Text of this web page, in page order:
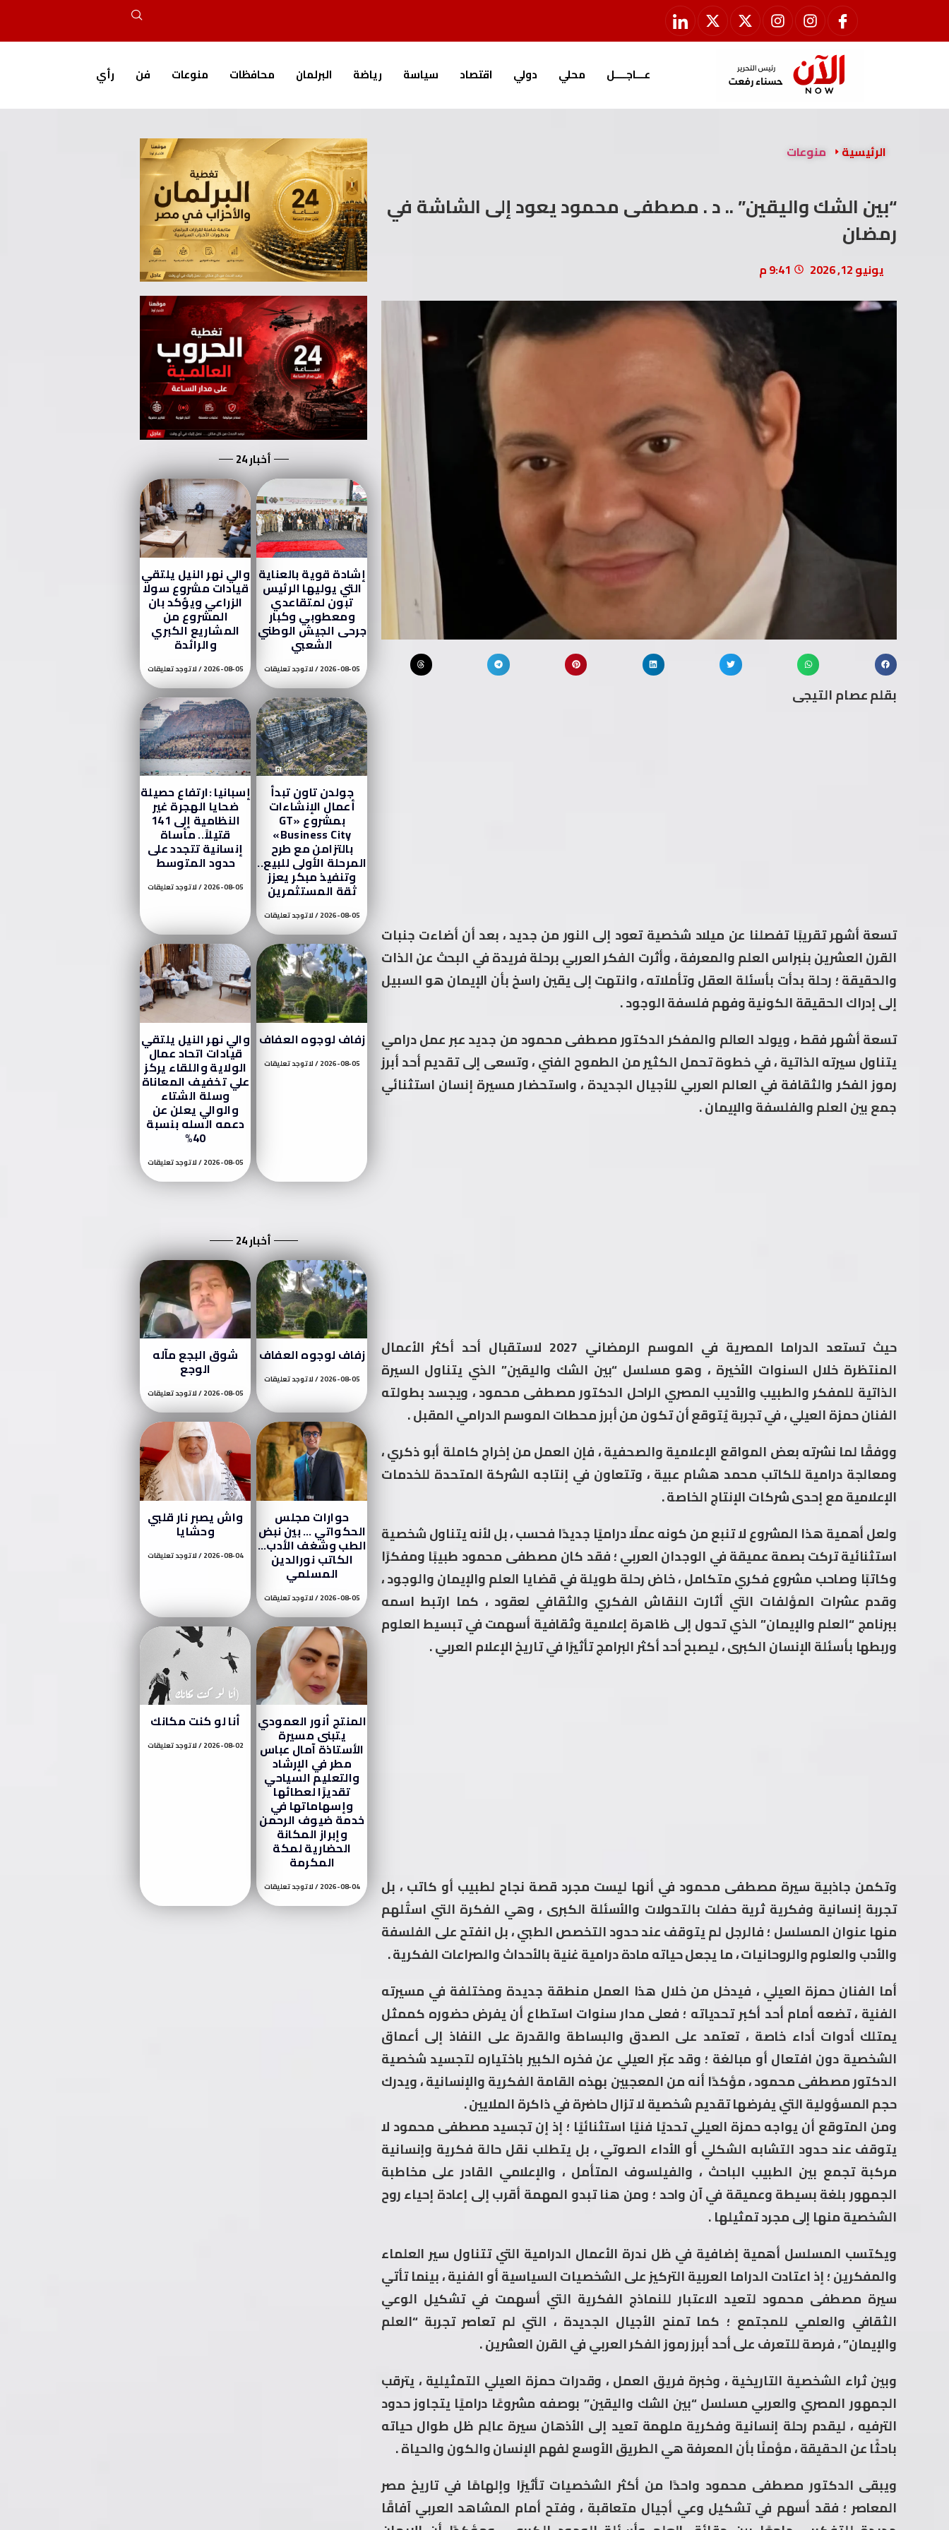
عـــاجــــل محلي دولي اقتصاد سياسة رياضة البرلمان محافظات منوعات فن رأي
الرئيسية منوعات
“بين الشك واليقين” .. د . مصطفى محمود يعود إلى الشاشة في
رمضان
يونيو 12, 2026 9:41 م
بقلم عصام التيجى
تسعة أشهر تقريبًا تفصلنا عن ميلاد شخصية تعود إلى النور من جديد ، بعد أن أضاءت جنبات
القرن العشرين بنبراس العلم والمعرفة ، وأثرت الفكر العربي برحلة فريدة في البحث عن الذات
والحقيقة ؛ رحلة بدأت بأسئلة العقل وتأملاته ، وانتهت إلى يقين راسخ بأن الإيمان هو السبيل
إلى إدراك الحقيقة الكونية وفهم فلسفة الوجود .
تسعة أشهر فقط ، ويولد العالم والمفكر الدكتور مصطفى محمود من جديد عبر عمل درامي
يتناول سيرته الذاتية ، في خطوة تحمل الكثير من الطموح الفني ، وتسعى إلى تقديم أحد أبرز
رموز الفكر والثقافة في العالم العربي للأجيال الجديدة ، واستحضار مسيرة إنسان استثنائي
جمع بين العلم والفلسفة والإيمان .
حيث تستعد الدراما المصرية في الموسم الرمضاني 2027 لاستقبال أحد أكثر الأعمال
المنتظرة خلال السنوات الأخيرة ، وهو مسلسل “بين الشك واليقين” الذي يتناول السيرة
الذاتية للمفكر والطبيب والأديب المصري الراحل الدكتور مصطفى محمود ، ويجسد بطولته
الفنان حمزة العيلي ، في تجربة يُتوقع أن تكون من أبرز محطات الموسم الدرامي المقبل .
ووفقًا لما نشرته بعض المواقع الإعلامية والصحفية ، فإن العمل من إخراج كاملة أبو ذكري ،
ومعالجة درامية للكاتب محمد هشام عبية ، وتتعاون في إنتاجه الشركة المتحدة للخدمات
الإعلامية مع إحدى شركات الإنتاج الخاصة .
ولعل أهمية هذا المشروع لا تنبع من كونه عملًا دراميًا جديدًا فحسب ، بل لأنه يتناول شخصية
استثنائية تركت بصمة عميقة في الوجدان العربي ؛ فقد كان مصطفى محمود طبيبًا ومفكرًا
وكاتبًا وصاحب مشروع فكري متكامل ، خاض رحلة طويلة في قضايا العلم والإيمان والوجود ،
وقدم عشرات المؤلفات التي أثارت النقاش الفكري والثقافي لعقود ، كما ارتبط اسمه
ببرنامج “العلم والإيمان” الذي تحول إلى ظاهرة إعلامية وثقافية أسهمت في تبسيط العلوم
وربطها بأسئلة الإنسان الكبرى ، ليصبح أحد أكثر البرامج تأثيرًا في تاريخ الإعلام العربي .
وتكمن جاذبية سيرة مصطفى محمود في أنها ليست مجرد قصة نجاح لطبيب أو كاتب ، بل
تجربة إنسانية وفكرية ثرية حفلت بالتحولات والأسئلة الكبرى ، وهي الفكرة التي استُلهم
منها عنوان المسلسل ؛ فالرجل لم يتوقف عند حدود التخصص الطبي ، بل انفتح على الفلسفة
والأدب والعلوم والروحانيات ، ما يجعل حياته مادة درامية غنية بالأحداث والصراعات الفكرية .
أما الفنان حمزة العيلي ، فيدخل من خلال هذا العمل منطقة جديدة ومختلفة في مسيرته
الفنية ، تضعه أمام أحد أكبر تحدياته ؛ فعلى مدار سنوات استطاع أن يفرض حضوره كممثل
يمتلك أدوات أداء خاصة ، تعتمد على الصدق والبساطة والقدرة على النفاذ إلى أعماق
الشخصية دون افتعال أو مبالغة ؛ وقد عبّر العيلي عن فخره الكبير باختياره لتجسيد شخصية
الدكتور مصطفى محمود ، مؤكدًا أنه من المعجبين بهذه القامة الفكرية والإنسانية ، ويدرك
حجم المسؤولية التي يفرضها تقديم شخصية لا تزال حاضرة في ذاكرة الملايين .
ومن المتوقع أن يواجه حمزة العيلي تحديًا فنيًا استثنائيًا ؛ إذ إن تجسيد مصطفى محمود لا
يتوقف عند حدود التشابه الشكلي أو الأداء الصوتي ، بل يتطلب نقل حالة فكرية وإنسانية
مركبة تجمع بين الطبيب الباحث ، والفيلسوف المتأمل ، والإعلامي القادر على مخاطبة
الجمهور بلغة بسيطة وعميقة في آن واحد ؛ ومن هنا تبدو المهمة أقرب إلى إعادة إحياء روح
الشخصية منها إلى مجرد تمثيلها .
ويكتسب المسلسل أهمية إضافية في ظل ندرة الأعمال الدرامية التي تتناول سير العلماء
والمفكرين ؛ إذ اعتادت الدراما العربية التركيز على الشخصيات السياسية أو الفنية ، بينما تأتي
سيرة مصطفى محمود لتعيد الاعتبار للنماذج الفكرية التي أسهمت في تشكيل الوعي
الثقافي والعلمي للمجتمع ؛ كما تمنح الأجيال الجديدة ، التي لم تعاصر تجربة “العلم
والإيمان” ، فرصة للتعرف على أحد أبرز رموز الفكر العربي في القرن العشرين .
وبين ثراء الشخصية التاريخية ، وخبرة فريق العمل ، وقدرات حمزة العيلي التمثيلية ، يترقب
الجمهور المصري والعربي مسلسل “بين الشك واليقين” بوصفه مشروعًا دراميًا يتجاوز حدود
الترفيه ، ليقدم رحلة إنسانية وفكرية ملهمة تعيد إلى الأذهان سيرة عالِم ظل طوال حياته
باحثًا عن الحقيقة ، مؤمنًا بأن المعرفة هي الطريق الأوسع لفهم الإنسان والكون والحياة .
ويبقى الدكتور مصطفى محمود واحدًا من أكثر الشخصيات تأثيرًا وإلهامًا في تاريخ مصر
المعاصر ؛ فقد أسهم في تشكيل وعي أجيال متعاقبة ، وفتح أمام المشاهد العربي آفاقًا
أخبار 24
إشادة قوية بالعناية
التي يوليها الرئيس
تبون لمتقاعدي
ومعطوبي وكبار
جرحى الجيش الوطني
الشعبي
2026-08-05 لا توجد تعليقات
والي نهر النيل يلتقي
قيادات مشروع سولا
الزراعي ويؤكد بان
المشروع من
المشاريع الكبري
والرائدة
2026-08-05 لا توجد تعليقات
جولدن تاون تبدأ
أعمال الإنشاءات
بمشروع «GT
Business City»
بالتزامن مع طرح
المرحلة الأولى للبيع..
وتنفيذ مبكر يعزز
ثقة المستثمرين
2026-08-05 لا توجد تعليقات
إسبانيا :ارتفاع حصيلة
ضحايا الهجرة غير
النظامية إلى 141
قتيلاً.. مأساة
إنسانية تتجدد على
حدود المتوسط
2026-08-05 لا توجد تعليقات
زفاف لوجوه العفاف
2026-08-05 لا توجد تعليقات
والي نهر النيل يلتقي
قيادات اتحاد عمال
الولاية واللقاء يركز
علي تخفيف المعاناة
وسلة الشتاء
والوالي يعلن عن
دعمه السله بنسبة
40%
2026-08-05 لا توجد تعليقات
أخبار 24
زفاف لوجوه العفاف
2026-08-05 لا توجد تعليقات
شوق البجع مآله
الوجع
2026-08-05 لا توجد تعليقات
حوارات مجلس
الحكواتي … بين نبض
الطب وشغف الأدب…
الكاتب نورالدين
المسلمي
2026-08-05 لا توجد تعليقات
واش يصبر نار قلبي
وحشايا
2026-08-04 لا توجد تعليقات
المنتج أنور العمودي
يتبنى مسيرة
الأستاذة آمال عباس
مطر في الإرشاد
والتعليم السياحي
تقديرًا لعطائها
وإسهاماتها في
خدمة ضيوف الرحمن
وإبراز المكانة
الحضارية لمكة
المكرمة
2026-08-04 لا توجد تعليقات
أنا لو كنت مكانك
2026-08-02 لا توجد تعليقات